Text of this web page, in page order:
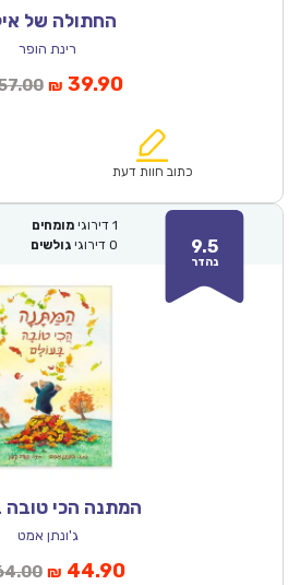
החתולה של
רינת הופר
המחיר
₪57.00.
₪ 39.90המחיר
הוא:
כתוב חוות דעת
9.5
נהדר
1 דירוגי מומחים
0 דירוגי גולשים
המתנה הכי טובה
ג'ונתן אמט
המחיר
₪ 44.90המחיר